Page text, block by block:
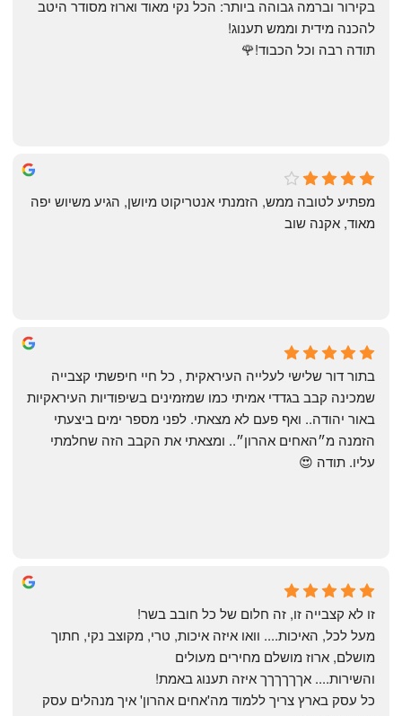
michal gottfried
4 months ago
להכנה מידית וממש תענוג!
תודה רבה וכל הכבוד!🌹
שי
4 months ago
מאוד, אקנה שוב
Yonatan Menashe
6 months ago
עליו. תודה 😍
זו לא קצבייה זו, זה חלום של כל חובב בשר!
מושלם, ארוז מושלם מחירים מעולים
והשירות.... אךךךךךך איזה תענוג באמת!